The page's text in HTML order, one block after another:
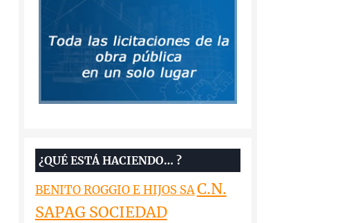
¿QUÉ ESTÁ HACIENDO… ?
BENITO ROGGIO E HIJOS SAC.N.
SAPAG SOCIEDAD